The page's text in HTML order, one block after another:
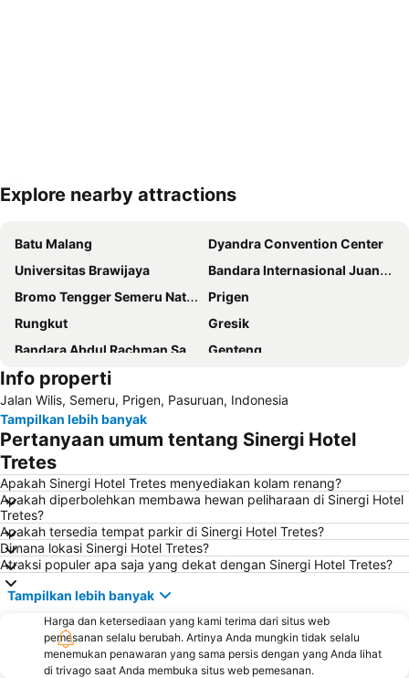
Explore nearby attractions
Batu Malang
Dyandra Convention Center
Universitas Brawijaya
Bandara Internasional Juanda
Bromo Tengger Semeru National Park
Prigen
Rungkut
Gresik
Bandara Abdul Rachman Saleh
Genteng
Info properti
Jalan Wilis, Semeru, Prigen, Pasuruan, Indonesia
Tampilkan lebih banyak
Pertanyaan umum tentang Sinergi Hotel
Tretes
Apakah Sinergi Hotel Tretes menyediakan kolam renang?
Apakah diperbolehkan membawa hewan peliharaan di Sinergi Hotel
Tretes?
Apakah tersedia tempat parkir di Sinergi Hotel Tretes?
Dimana lokasi Sinergi Hotel Tretes?
Atraksi populer apa saja yang dekat dengan Sinergi Hotel Tretes?
Tampilkan lebih banyak
Harga dan ketersediaan yang kami terima dari situs web
pemesanan selalu berubah. Artinya Anda mungkin tidak selalu
menemukan penawaran yang sama persis dengan yang Anda lihat
di trivago saat Anda membuka situs web pemesanan.